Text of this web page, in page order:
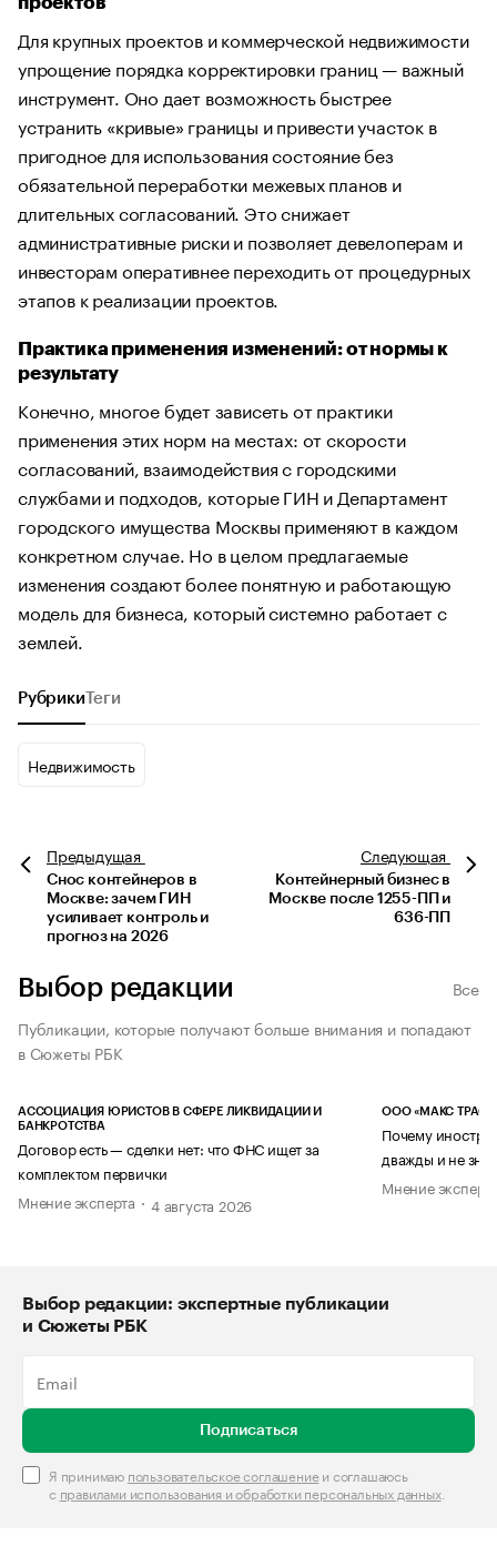
Для крупных проектов и коммерческой недвижимости
упрощение порядка корректировки границ — важный
инструмент. Оно дает возможность быстрее
устранить «кривые» границы и привести участок в
пригодное для использования состояние без
обязательной переработки межевых планов и
длительных согласований. Это снижает
административные риски и позволяет девелоперам и
инвесторам оперативнее переходить от процедурных
этапов к реализации проектов.
Практика применения изменений: от нормы к
результату
Конечно, многое будет зависеть от практики
применения этих норм на местах: от скорости
согласований, взаимодействия с городскими
службами и подходов, которые ГИН и Департамент
городского имущества Москвы применяют в каждом
конкретном случае. Но в целом предлагаемые
изменения создают более понятную и работающую
модель для бизнеса, который системно работает с
землей.
Рубрики Теги
Недвижимость
Предыдущая
Снос контейнеров в
Москве: зачем ГИН
усиливает контроль и
прогноз на 2026
Следующая
Контейнерный бизнес в
Москве после 1255-ПП и
636-ПП
Выбор редакции
Все
Публикации, которые получают больше внимания и попадают
в Сюжеты РБК
АССОЦИАЦИЯ ЮРИСТОВ В СФЕРЕ ЛИКВИДАЦИИ И
БАНКРОТСТВА
Договор есть — сделки нет: что ФНС ищет за
комплектом первички
Мнение эксперта
4 августа 2026
ООО «МАКС ТРАСТ»
Почему
дважды и не
Мнение
Выбор редакции: экспертные публикации
и Сюжеты РБК
Подписаться
Я принимаю пользовательское соглашениеи соглашаюсь
с правилами использования и обработки персональных данных.